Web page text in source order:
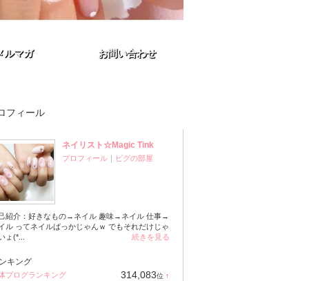
フィール
ネイリスト☆Magic Tink
プロフィール ｜ ピグの部屋
紹介：好きなもの→ネイル 趣味→ネイル 仕事→
ル ってネイルばっかじゃんｗ でもそれだけじゃ
ょ(*...
続きを見る
キング
ブログランキング 314,083位 ↑
ルマガ お問い合わせ
ルマガ お問い合わせ